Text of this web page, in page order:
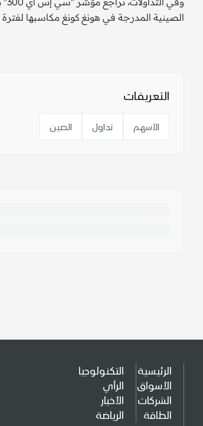
الصينية المدرجة في هونغ كونغ مكاسبها
التعريفات
الأسهم تداول الصين
الرئيسية
الأسواق
الشركات
الطاقة
التكنولوجيا
الرأي
الأخبار
الرياضة